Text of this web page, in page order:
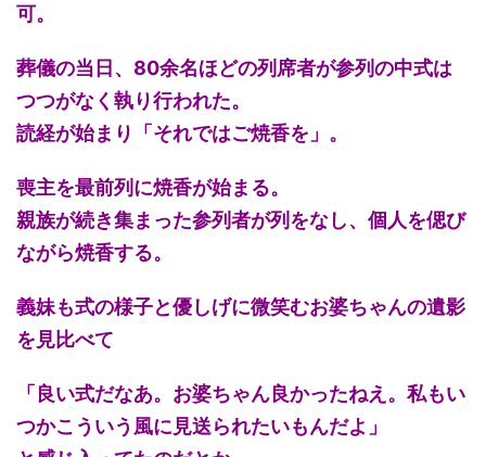
可。
葬儀の当日、80余名ほどの列席者が参列の中式は
つつがなく執り行われた。
読経が始まり「それではご焼香を」。
喪主を最前列に焼香が始まる。
親族が続き集まった参列者が列をなし、個人を偲び
ながら焼香する。
義妹も式の様子と優しげに微笑むお婆ちゃんの遺影
を見比べて
「良い式だなあ。お婆ちゃん良かったねえ。私もい
つかこういう風に見送られたいもんだよ」